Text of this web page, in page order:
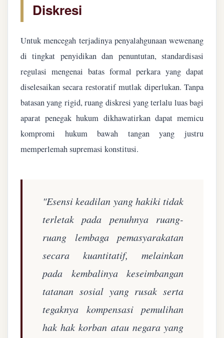
Diskresi
Untuk mencegah terjadinya penyalahgunaan wewenang
di tingkat penyidikan dan penuntutan, standardisasi
regulasi mengenai batas formal perkara yang dapat
diselesaikan secara restoratif mutlak diperlukan. Tanpa
batasan yang rigid, ruang diskresi yang terlalu luas bagi
aparat penegak hukum dikhawatirkan dapat memicu
kompromi hukum bawah tangan yang justru
memperlemah supremasi konstitusi.
"Esensi keadilan yang hakiki tidak
terletak pada penuhnya ruang-
ruang lembaga pemasyarakatan
secara kuantitatif, melainkan
pada kembalinya keseimbangan
tatanan sosial yang rusak serta
tegaknya kompensasi pemulihan
hak hak korban atau negara yang